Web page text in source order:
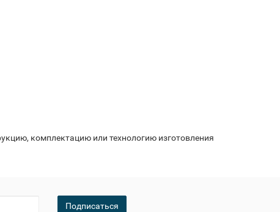
комплектацию или технологию изготовления
Подписаться